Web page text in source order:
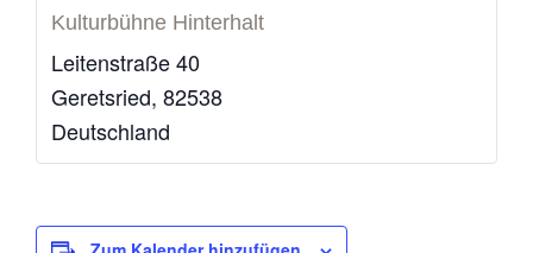
Kulturbühne Hinterhalt
Leitenstraße 40
Geretsried, 82538
Deutschland